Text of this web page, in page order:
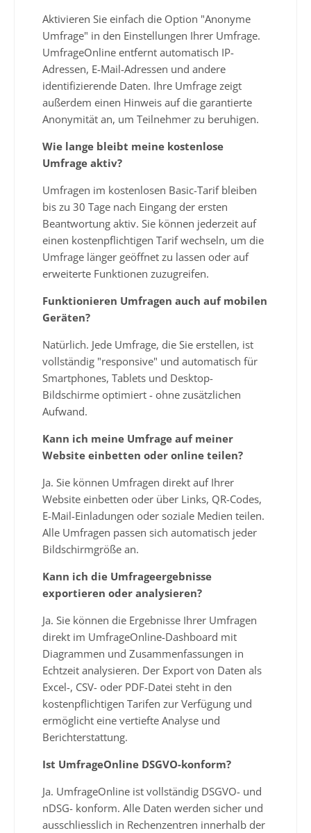
Aktivieren Sie einfach die Option "Anonyme
Umfrage" in den Einstellungen Ihrer Umfrage.
UmfrageOnline entfernt automatisch IP-
Adressen, E-Mail-Adressen und andere
identifizierende Daten. Ihre Umfrage zeigt
außerdem einen Hinweis auf die garantierte
Anonymität an, um Teilnehmer zu beruhigen.
Wie lange bleibt meine kostenlose
Umfrage aktiv?
Umfragen im kostenlosen Basic-Tarif bleiben
bis zu 30 Tage nach Eingang der ersten
Beantwortung aktiv. Sie können jederzeit auf
einen kostenpflichtigen Tarif wechseln, um die
Umfrage länger geöffnet zu lassen oder auf
erweiterte Funktionen zuzugreifen.
Funktionieren Umfragen auch auf mobilen
Geräten?
Natürlich. Jede Umfrage, die Sie erstellen, ist
vollständig "responsive" und automatisch für
Smartphones, Tablets und Desktop-
Bildschirme optimiert - ohne zusätzlichen
Aufwand.
Kann ich meine Umfrage auf meiner
Website einbetten oder online teilen?
Ja. Sie können Umfragen direkt auf Ihrer
Website einbetten oder über Links, QR-Codes,
E-Mail-Einladungen oder soziale Medien teilen.
Alle Umfragen passen sich automatisch jeder
Bildschirmgröße an.
Kann ich die Umfrageergebnisse
exportieren oder analysieren?
Ja. Sie können die Ergebnisse Ihrer Umfragen
direkt im UmfrageOnline-Dashboard mit
Diagrammen und Zusammenfassungen in
Echtzeit analysieren. Der Export von Daten als
Excel-, CSV- oder PDF-Datei steht in den
kostenpflichtigen Tarifen zur Verfügung und
ermöglicht eine vertiefte Analyse und
Berichterstattung.
Ist UmfrageOnline DSGVO-konform?
Ja. UmfrageOnline ist vollständig DSGVO- und
nDSG- konform. Alle Daten werden sicher und
ausschliesslich in Rechenzentren innerhalb der